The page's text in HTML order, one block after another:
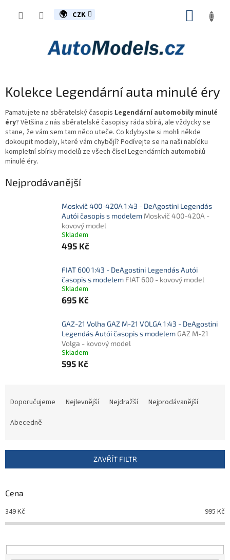
CZK
Kolekce Legendární auta minulé éry
Pamatujete na sběratelský časopis Legendární automobily minulé
éry? Většina z nás sběratelské časopisy ráda sbírá, ale vždycky se
stane, že vám sem tam něco uteče. Co kdybyste si mohli někde
dokoupit modely, které vám chybějí? Podívejte se na naši nabídku
kompletní sbírky modelů ze všech čísel Legendárních automobilů
minulé éry.
Nejprodávanější
Moskvič 400-420A 1:43 - DeAgostini Legendás
Autói časopis s modelem Moskvič 400-420A -
kovový model
Skladem
495 Kč
FIAT 600 1:43 - DeAgostini Legendás Autói
časopis s modelem FIAT 600 - kovový model
Skladem
695 Kč
GAZ-21 Volha GAZ M-21 VOLGA 1:43 - DeAgostini
Legendás Autói časopis s modelem GAZ M-21
Volga - kovový model
Skladem
595 Kč
r
d
k
t
Doporučujeme Nejlevnější Nejdražší
Nejprodávanější
Abecedně
ZAVŘÍT FILTR
Cena
349Kč 995 Kč